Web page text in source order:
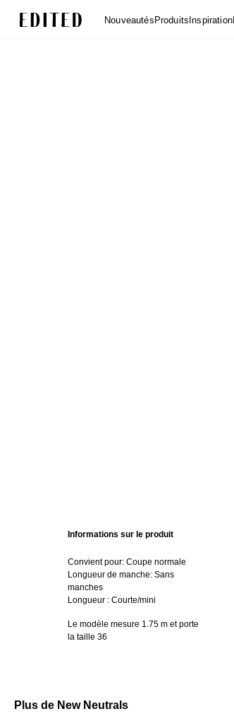
NouveautésProduitsInspiration
Informations sur le produit
Convient pour: Coupe normale
Longueur de manche: Sans
manches
Longueur : Courte/mini
Le modèle mesure 1.75 m et porte
la taille 36
Plus de New Neutrals